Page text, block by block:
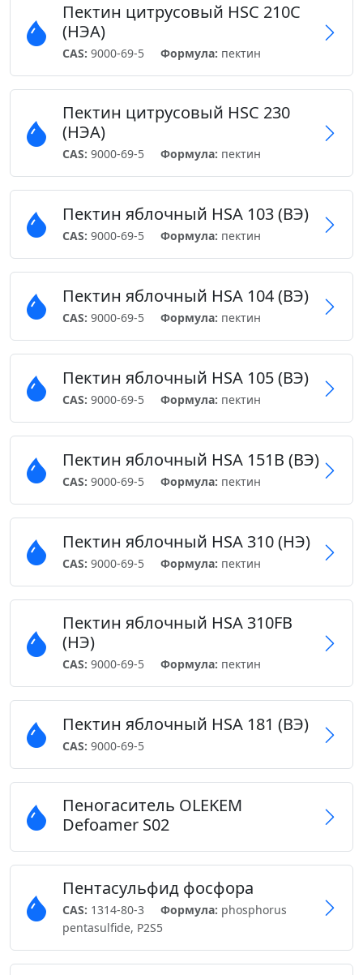
Пектин цитрусовый HSC 210C
(НЭА)
CAS: 9000-69-5 Формула: пектин
Пектин цитрусовый HSC 230
(НЭА)
CAS: 9000-69-5 Формула: пектин
Пектин яблочный HSA 103 (ВЭ)
CAS: 9000-69-5 Формула: пектин
Пектин яблочный HSA 104 (ВЭ)
CAS: 9000-69-5 Формула: пектин
Пектин яблочный HSA 105 (ВЭ)
CAS: 9000-69-5 Формула: пектин
Пектин яблочный HSA 151B (ВЭ)
CAS: 9000-69-5 Формула: пектин
Пектин яблочный HSA 310 (НЭ)
CAS: 9000-69-5 Формула: пектин
Пектин яблочный HSA 310FB
(НЭ)
CAS: 9000-69-5 Формула: пектин
Пектин яблочный HSА 181 (ВЭ)
CAS: 9000-69-5
Пеногаситель OLEKEM
Defoamer S02
Пентасульфид фосфора
CAS: 1314-80-3 Формула: phosphorus
pentasulfide, P2S5